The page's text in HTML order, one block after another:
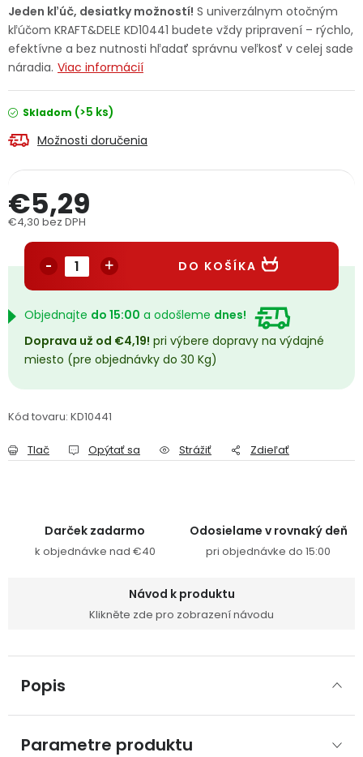
Doprava a platba Váš zákaznícky účet
Kontakty
Reklamačný formulár Odstúpenie v lehote 14 dní
Obchodné podmienky
Podmienky ochrany osobných údajov
Přihlášení Registrace
Jeden kľúč, desiatky možností! S univerzálnym otočným
kľúčom KRAFT&DELE KD10441 budete vždy pripravení – rýchlo,
efektívne a bez nutnosti hľadať správnu veľkosť v celej sade
náradia. Viac informácií
Skladom (>5 ks)
Možnosti doručenia
€5,29
€4,30 bez DPH
DO KOŠÍKA
Objednajte do 15:00 a odošleme dnes!
Doprava už od €4,19! pri výbere dopravy na výdajné
miesto (pre objednávky do 30 Kg)
Kód tovaru: KD10441
Tlač Opýtať sa Strážiť Zdieľať
Darček zadarmo
k objednávke nad €40
Odosielame v rovnaký deň
pri objednávke do 15:00
Návod k produktu
Klikněte zde pro zobrazení návodu
Popis
Parametre produktu